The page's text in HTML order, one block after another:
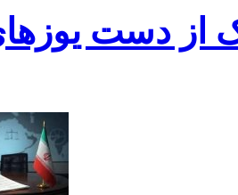
از دست